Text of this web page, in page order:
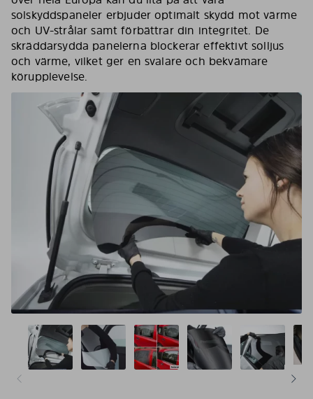
solskyddspaneler erbjuder optimalt skydd mot värme
och UV-strålar samt förbättrar din integritet. De
skräddarsydda panelerna blockerar effektivt solljus
och värme, vilket ger en svalare och bekvämare
körupplevelse.